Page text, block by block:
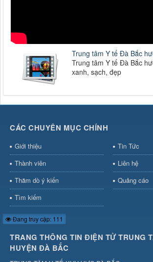
Trung tâm Y tế Đà Bắc
Trung tâm Y tế Đà Bắc
xanh, sạch, đẹp
CÁC CHUYÊN MỤC CHÍNH
Giới thiệu
Tin Tức
Thành viên
Liên hệ
Thăm dò ý kiến
Quảng cáo
Tìm kiếm
Đang truy cập: 111
TRANG THÔNG TIN ĐIỆN TỬ TRUNG
HUYỆN ĐÀ BẮC